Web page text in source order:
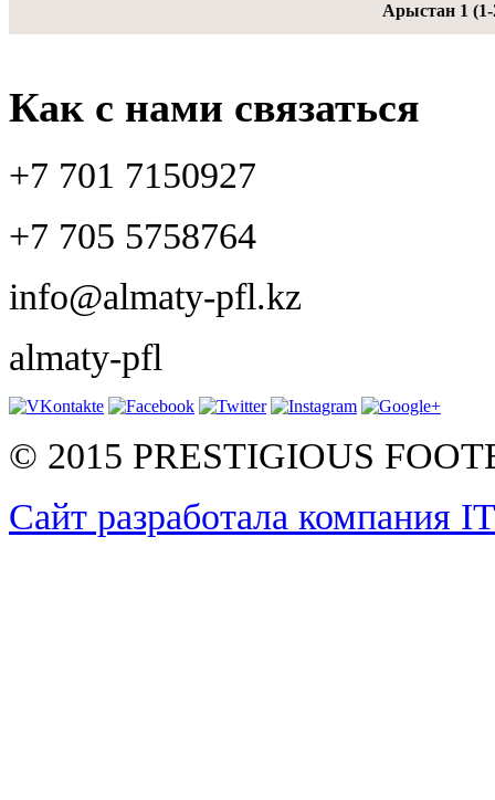
Арыстан 1 (1-
Как с нами связаться
+7 701 7150927
+7 705 5758764
info@almaty-pfl.kz
almaty-pfl
© 2015 PRESTIGIOUS
Сайт разработала компания